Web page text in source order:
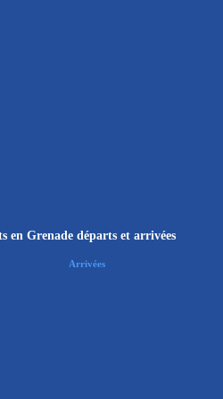
en Grenade départs et arrivées
Arrivées